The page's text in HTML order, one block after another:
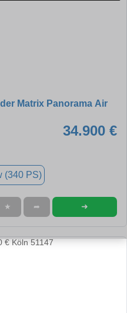
Matrix Panorama Air
34.900 €
(340 PS)
★ ➦ ➜